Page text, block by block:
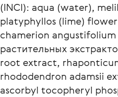
(INCI): аqua (water),
platyphyllos (lime)
сhamerion
растительных
root extract,
rhododendron adamsii
ascorbyl tocopheryl